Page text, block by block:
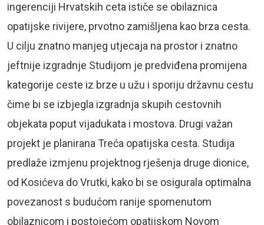
ingerenciji Hrvatskih ceta ističe se obilaznica
opatijske rivijere, prvotno zamišljena kao brza cesta.
U cilju znatno manjeg utjecaja na prostor i znatno
jeftnije izgradnje Studijom je predviđena promijena
kategorije ceste iz brze u užu i sporiju državnu cestu
čime bi se izbjegla izgradnja skupih cestovnih
objekata poput vijadukata i mostova. Drugi važan
projekt je planirana Treća opatijska cesta. Studija
predlaže izmjenu projektnog rješenja druge dionice,
od Kosićeva do Vrutki, kako bi se osigurala optimalna
povezanost s budućom ranije spomenutom
obilaznicom i postojećom opatijskom Novom